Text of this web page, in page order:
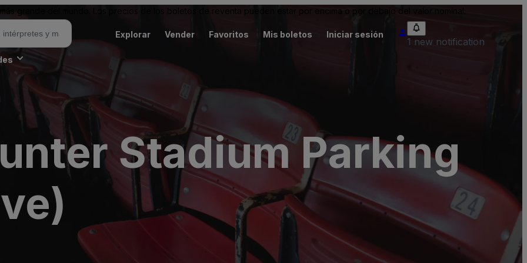
grande del mundo. Los precios de los boletos de reventa pueden estar por encima o por debajo del valor nominal.
Explorar Vender Favoritos Mis boletos Iniciar sesión
1 new notification
Stadium Parking